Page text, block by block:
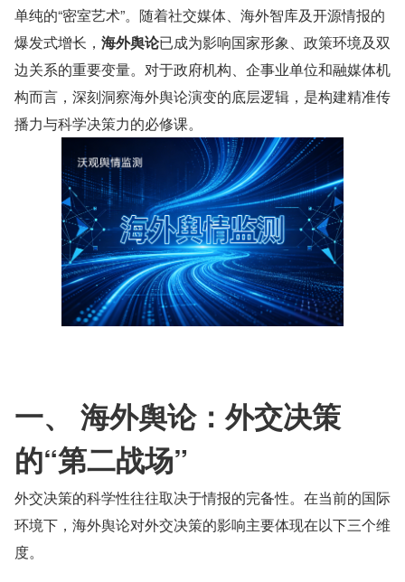
单纯的“密室艺术”。随着社交媒体、海外智库及开源情报的
爆发式增长， 海外舆论已成为影响国家形象、政策环境及双
边关系的重要变量。对于政府机构、企事业单位和融媒体机
构而言，深刻洞察海外舆论演变的底层逻辑，是构建精准传
播力与科学决策力的必修课。
一、 海外舆论：外交决策
的“第二战场”
外交决策的科学性往往取决于情报的完备性。在当前的国际
环境下，海外舆论对外交决策的影响主要体现在以下三个维
度。